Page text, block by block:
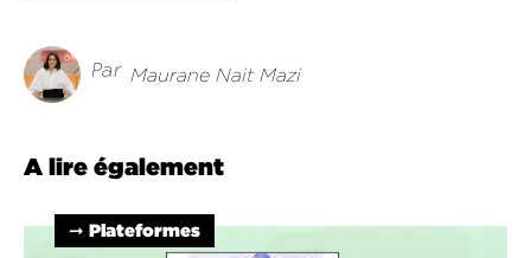
Par Maurane Nait Mazi
A lire également
➞ Plateformes